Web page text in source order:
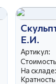
Е.И.
Артикул:
На складе: